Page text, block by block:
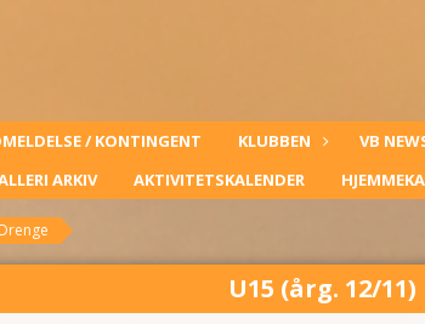
/ KONTINGENT KLUBBEN VB
ARKIV AKTIVITETSKALENDER
Drenge
U15 (årg. 12/11)